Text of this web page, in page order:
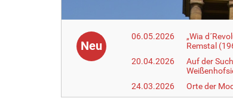
Neu
06.05.2026
„Wia
Remstal
20.04.2026
Auf der
24.03.2026
Orte der